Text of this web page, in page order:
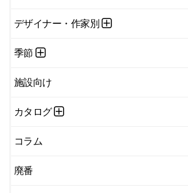
デザイナー・作家別
季節
施設向け
カタログ
コラム
廃番